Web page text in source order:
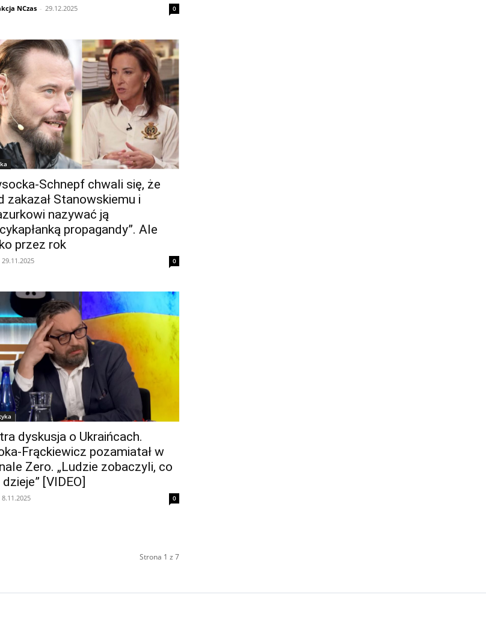
NCzas - 29.12.2025 0
Schnepf chwali się, że
zakazał Stanowskiemu i
nazywać ją
propagandy”. Ale
przez rok
29.11.2025 0
dyskusja o Ukraińcach.
Frąckiewicz pozamiatał w
Zero. „Ludzie zobaczyli, co
[VIDEO]
8.11.2025 0
Strona 1 z 7